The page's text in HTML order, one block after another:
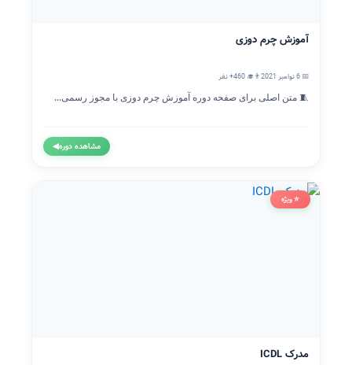
آموزش چرم دوزی
📅 6 نوامبر 2021
👨‍🎓 460+ نفر
🧵 متن اصلی برای صفحه دوره آموزش چرم دوزی با مجوز رسمی...
مشاهده دوره◀
⭐ ویژه
مدرک ICDL